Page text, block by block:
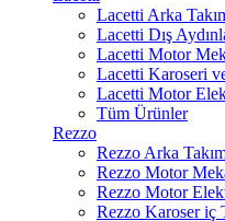
Lacetti Arka
Lacetti Dış
Lacetti Motor
Lacetti Karoseri
Lacetti Motor
Tüm Ürünler
Rezzo
Rezzo Arka
Rezzo Motor
Rezzo Motor
Rezzo Karoser iç